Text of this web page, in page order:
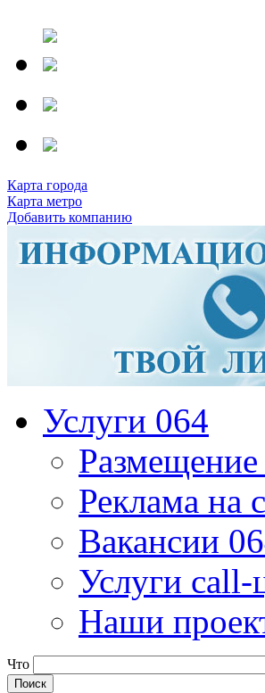
Карта города
Карта метро
Добавить компанию
Услуги 064
Размещение
Реклама на
Вакансии
Услуги call-
Наши
Что